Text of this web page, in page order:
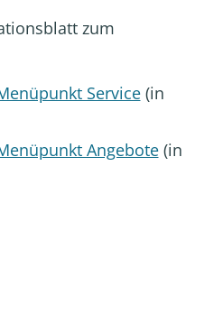
zum
Service(in
Angebote(in